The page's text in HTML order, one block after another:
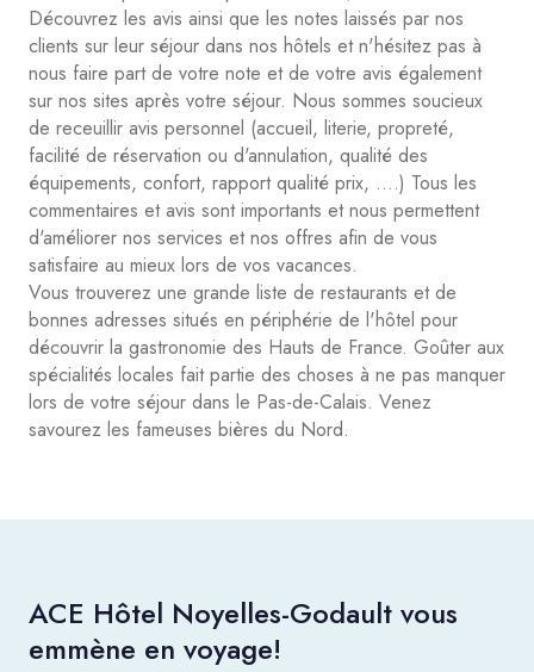
Découvrez les avis ainsi que les notes laissés par nos
clients sur leur séjour dans nos hôtels et n'hésitez pas à
nous faire part de votre note et de votre avis également
sur nos sites après votre séjour. Nous sommes soucieux
de receuillir avis personnel (accueil, literie, propreté,
facilité de réservation ou d'annulation, qualité des
équipements, confort, rapport qualité prix, ....) Tous les
commentaires et avis sont importants et nous permettent
d'améliorer nos services et nos offres afin de vous
satisfaire au mieux lors de vos vacances.
Vous trouverez une grande liste de restaurants et de
bonnes adresses situés en périphérie de l'hôtel pour
découvrir la gastronomie des Hauts de France. Goûter aux
spécialités locales fait partie des choses à ne pas manquer
lors de votre séjour dans le Pas-de-Calais. Venez
savourez les fameuses bières du Nord.
ACE Hôtel Noyelles-Godault vous
emmène en voyage!